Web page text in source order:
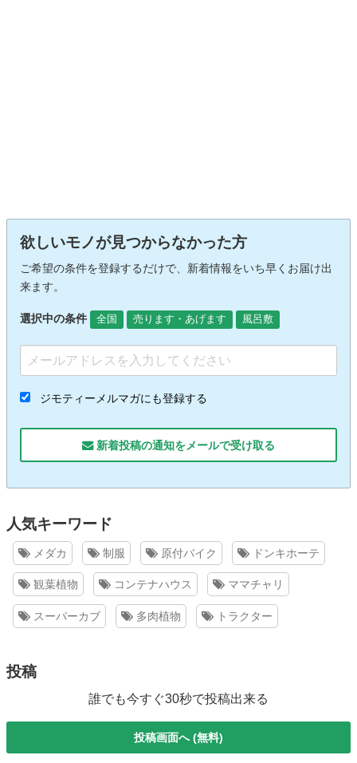
欲しいモノが見つからなかった方
ご希望の条件を登録するだけで、新着情報をいち早くお届け出
来ます。
選択中の条件 全国 売ります・あげます 風呂敷
ジモティーメルマガにも登録する
新着投稿の通知をメールで受け取る
人気キーワード
メダカ 制服 原付バイク ドンキホーテ
観葉植物 コンテナハウス ママチャリ
スーパーカブ 多肉植物 トラクター
投稿
誰でも今すぐ30秒で投稿出来る
投稿画面へ (無料)